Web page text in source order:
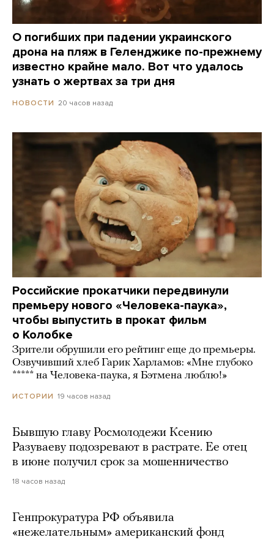
О погибших при падении украинского
дрона на пляж в Геленджике по-прежнему
известно крайне мало. Вот что удалось
узнать о жертвах за три дня
НОВОСТИ 20 часов назад
Российские прокатчики передвинули
премьеру нового «Человека-паука»,
чтобы выпустить в прокат фильм
о Колобке
Зрители обрушили его рейтинг еще до премьеры.
Озвучивший хлеб Гарик Харламов: «Мне глубоко
***** на Человека-паука, я Бэтмена люблю!»
ИСТОРИИ 19 часов назад
Бывшую главу Росмолодежи Ксению
Разуваеву подозревают в растрате. Ее отец
в июне получил срок за мошенничество
18 часов назад
Генпрокуратура РФ объявила
«нежелательным» американский фонд